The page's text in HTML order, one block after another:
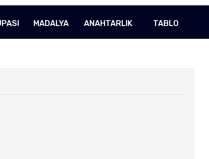
MADALYA ANAHTARLIK TABLO